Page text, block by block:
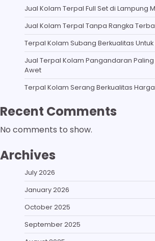
Jual Kolam Terpal Full Set di Lampung
Jual Kolam Terpal Tanpa Rangka
Terpal Kolam Subang Berkualitas
Jual Terpal Kolam Pangandaran
Awet
Terpal Kolam Serang Berkualitas
Recent Comments
No comments to show.
Archives
July 2026
January 2026
October 2025
September 2025